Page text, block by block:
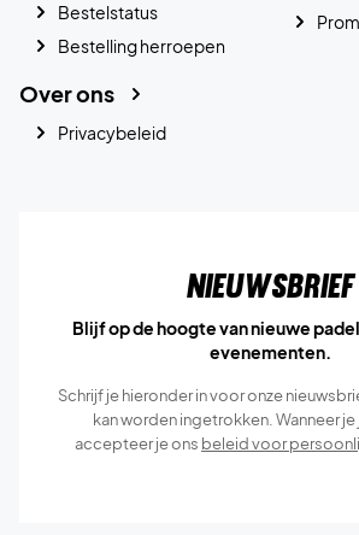
Bestelstatus
Bestelling herroepen
Over ons
Privacybeleid
Nieuwsbrief
Blijf op de hoogte van nieuwe
evenementen.
Schrijf je hieronder in voor onze
kan worden ingetrokken. Wanneer je
accepteer je ons beleid voor